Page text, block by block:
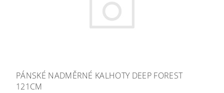
PÁNSKÉ NADMĚRNÉ KALHOTY DEEP FOREST
121CM